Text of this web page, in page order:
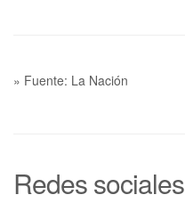
» Fuente: La Nación
Redes